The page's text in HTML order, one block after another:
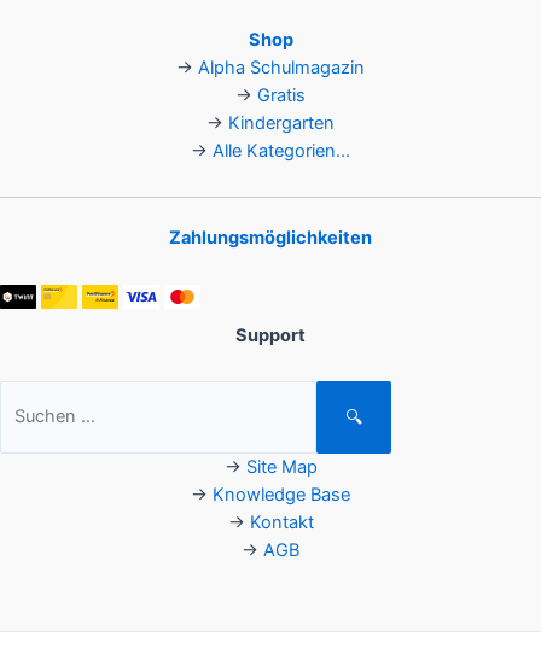
Shop
→ Alpha Schulmagazin
→ Gratis
→ Kindergarten
→ Alle Kategorien...
Zahlungsmöglichkeiten
Support
nach:
🔍
→ Site Map
→ Knowledge Base
→ Kontakt
→ AGB